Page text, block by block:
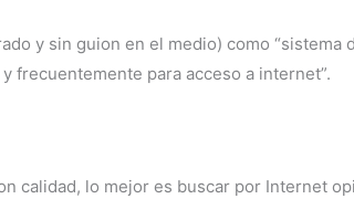
y sin guion en el medio) como “sistema
frecuentemente para acceso a internet”.
calidad, lo mejor es buscar por Internet